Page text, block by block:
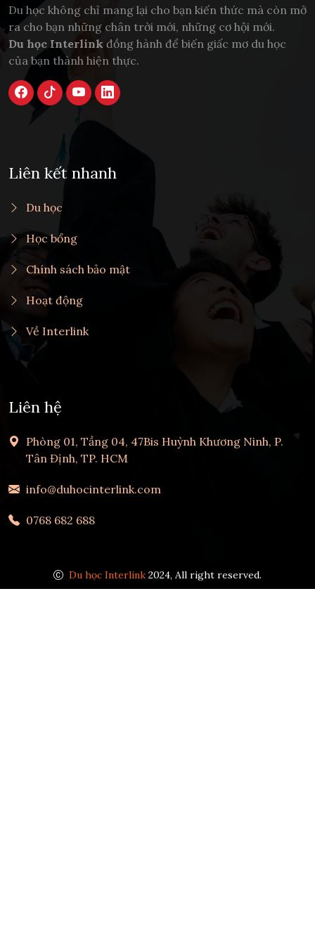
Du học không chỉ mang lại cho bạn kiến thức mà còn mở
ra cho bạn những chân trời mới, những cơ hội mới.
Du học Interlink đồng hành để biến giấc mơ du học
của bạn thành hiện thực.
Liên kết nhanh
Du học
Học bổng
Chính sách bảo mật
Hoạt động
Về Interlink
Liên hệ
Phòng 01, Tầng 04, 47Bis Huỳnh Khương Ninh, P.
Tân Định, TP. HCM
info@duhocinterlink.com
0768 682 688
Du học Interlink 2024, All right reserved.